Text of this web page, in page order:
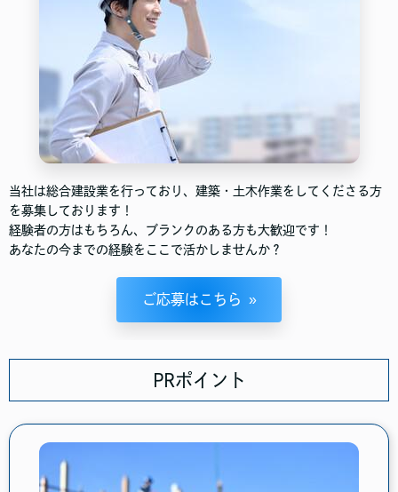
当社は総合建設業を行っており、建築・土木作業をしてくださる方
を募集しております！
経験者の方はもちろん、ブランクのある方も大歓迎です！
あなたの今までの経験をここで活かしませんか？
ご応募はこちら
PRポイント